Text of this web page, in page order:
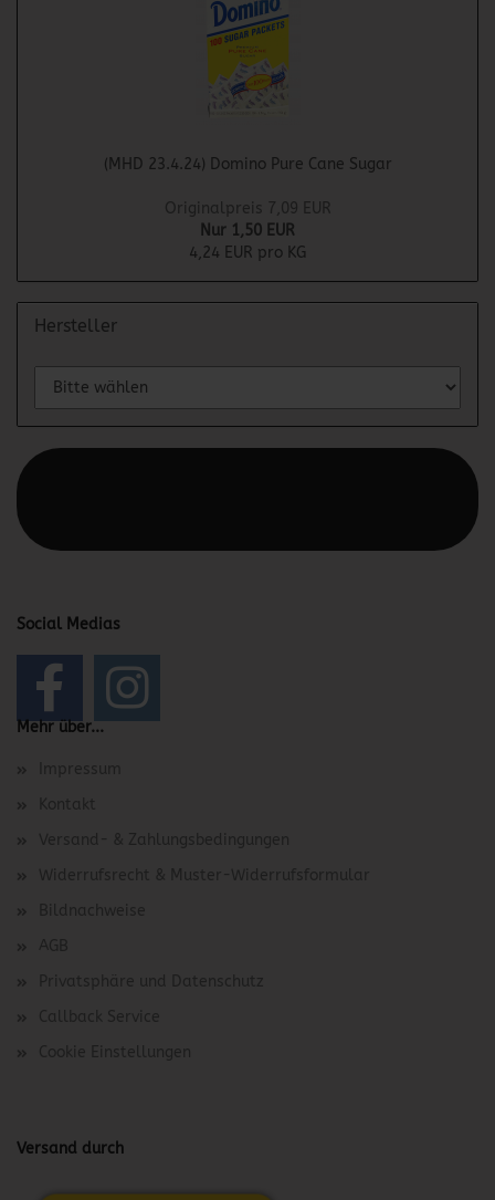
(MHD 23.4.24) Domino Pure Cane Sugar
Originalpreis 7,09 EUR
Nur 1,50 EUR
4,24 EUR pro KG
Hersteller
Social Medias
Mehr über...
Impressum
Kontakt
Versand- & Zahlungsbedingungen
Widerrufsrecht & Muster-Widerrufsformular
Bildnachweise
AGB
Privatsphäre und Datenschutz
Callback Service
Cookie Einstellungen
Versand durch